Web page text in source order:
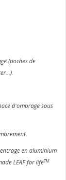
(poches de
d'ombrage sous
en aluminium
LEAF for lifeTM